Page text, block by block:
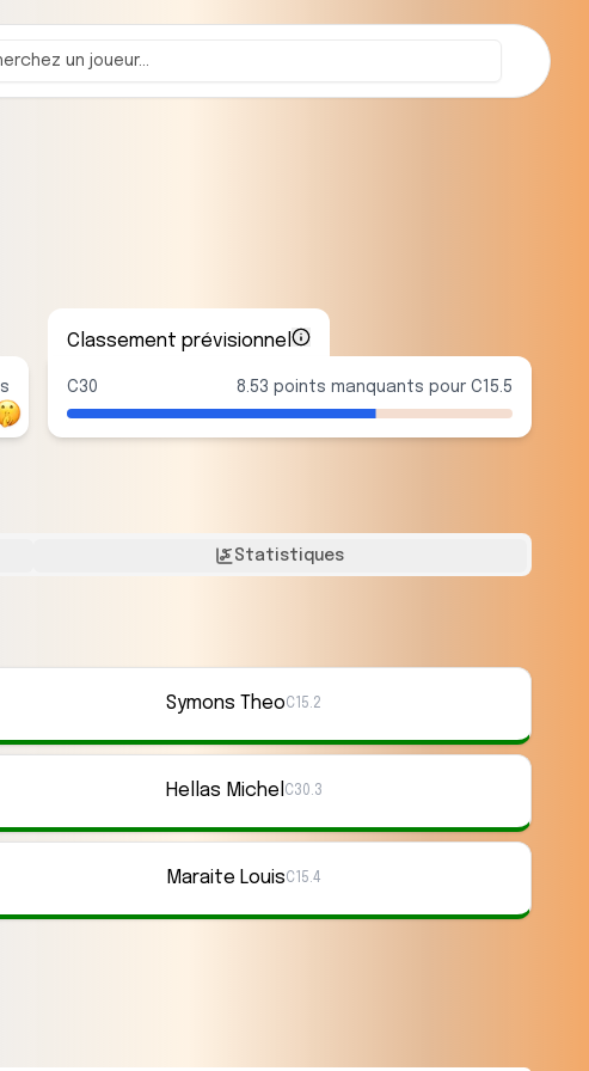
s
Classement prévisionnel
C30 8.53 points manquants pour C15.5
Statistiques
Symons TheoC15.2
Hellas Michel C30.3
Maraite LouisC15.4